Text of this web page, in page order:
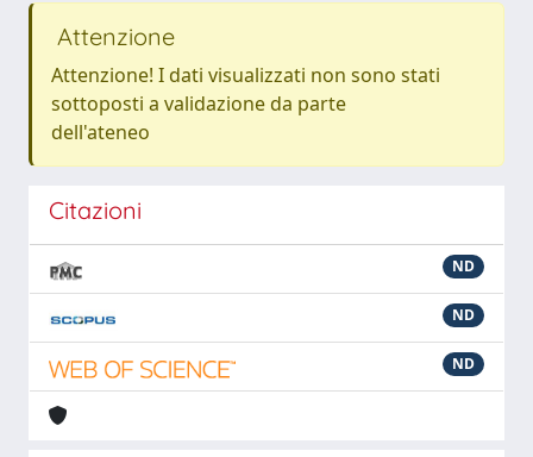
Attenzione
Attenzione! I dati visualizzati non sono stati
sottoposti a validazione da parte
dell'ateneo
Citazioni
ND
ND
ND